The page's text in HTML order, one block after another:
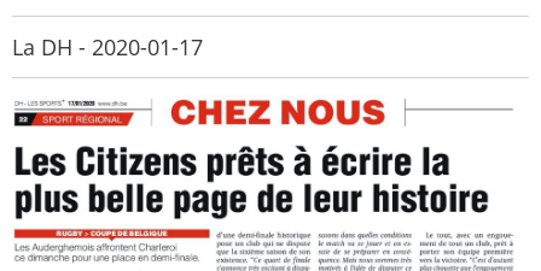
La DH - 2020-01-17